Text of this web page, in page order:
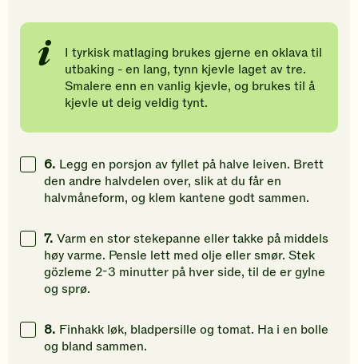
I tyrkisk matlaging brukes gjerne en oklava til
utbaking - en lang, tynn kjevle laget av tre.
Smalere enn en vanlig kjevle, og brukes til å
kjevle ut deig veldig tynt.
6. Legg en porsjon av fyllet på halve leiven. Brett
den andre halvdelen over, slik at du får en
halvmåneform, og klem kantene godt sammen.
7. Varm en stor stekepanne eller takke på middels
høy varme. Pensle lett med olje eller smør. Stek
gözleme 2-3 minutter på hver side, til de er gylne
og sprø.
8. Finhakk løk, bladpersille og tomat. Ha i en bolle
og bland sammen.